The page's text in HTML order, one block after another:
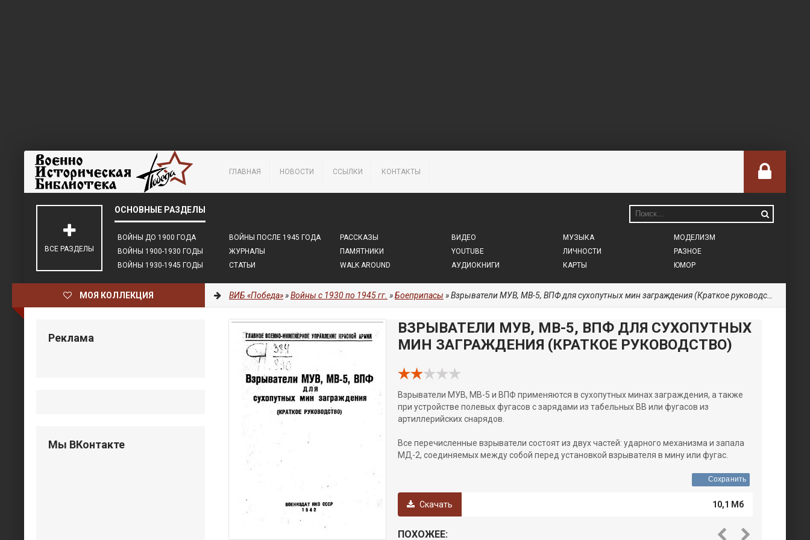
ГЛАВНАЯ НОВОСТИ ССЫЛКИ КОНТАКТЫ
ВОЙНЫ ДО 1900 ГОДА
ВОЙНЫ 1900-1930 ГОДЫ
ВОЙНЫ 1930-1945 ГОДЫ
ВОЙНЫ ПОСЛЕ 1945 ГОДА
ЖУРНАЛЫ
СТАТЬИ
РАССКАЗЫ
ПАМЯТНИКИ
WALK AROUND
ВИДЕО
YOUTUBE
АУДИОКНИГИ
МУЗЫКА
ЛИЧНОСТИ
КАРТЫ
МОДЕЛИЗМ
РАЗНОЕ
ЮМОР
ВСЕ РАЗДЕЛЫ
МОЯ КОЛЛЕКЦИЯ ВИБ «Победа»»Войны с 1930 по 1945 гг. »Боеприпасы » Взрыватели МУВ, МВ-5, ВПФ для сухопутных мин заграждения (Краткое руководство)
ВЗРЫВАТЕЛИ МУВ, МВ-5, ВПФ ДЛЯ СУХОПУТНЫХ
МИН ЗАГРАЖДЕНИЯ (КРАТКОЕ РУКОВОДСТВО)
Взрыватели МУВ, МВ-5 и ВПФ применяются в сухопутных минах заграждения, а также
при устройстве полевых фугасов с зарядами из табельных ВВ или фугасов из
артиллерийских снарядов.
Все перечисленные взрыватели состоят из двух частей: ударного механизма и запала
МД-2, соединяемых между собой перед установкой взрывателя в мину или фугас.
Сохранить
Скачать 10,1 Мб
ПОХОЖЕЕ:
Реклама
Мы ВКонтакте